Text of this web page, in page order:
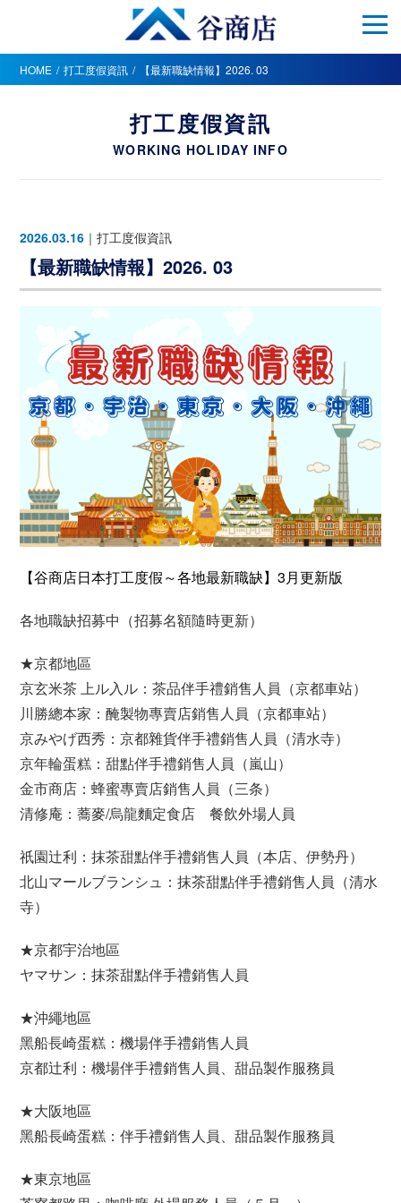
HOME 打工度假資訊 【最新職缺情報】2026. 03
打工度假資訊
WORKING HOLIDAY INFO
2026.03.16 ｜打工度假資訊
【最新職缺情報】2026. 03
【谷商店日本打工度假～各地最新職缺】3月更新版
各地職缺招募中（招募名額隨時更新）
★京都地區
京玄米茶 上ル入ル：茶品伴手禮銷售人員（京都車站）
川勝總本家：醃製物專賣店銷售人員（京都車站）
京みやげ西秀：京都雜貨伴手禮銷售人員（清水寺）
京年輪蛋糕：甜點伴手禮銷售人員（嵐山）
金市商店：蜂蜜專賣店銷售人員（三条）
清修庵：蕎麥/烏龍麵定食店 餐飲外場人員
祇園辻利：抹茶甜點伴手禮銷售人員（本店、伊勢丹）
北山マールブランシュ：抹茶甜點伴手禮銷售人員（清水
寺）
★京都宇治地區
ヤマサン：抹茶甜點伴手禮銷售人員
★沖繩地區
黑船長崎蛋糕：機場伴手禮銷售人員
京都辻利：機場伴手禮銷售人員、甜品製作服務員
★大阪地區
黑船長崎蛋糕：伴手禮銷售人員、甜品製作服務員
★東京地區